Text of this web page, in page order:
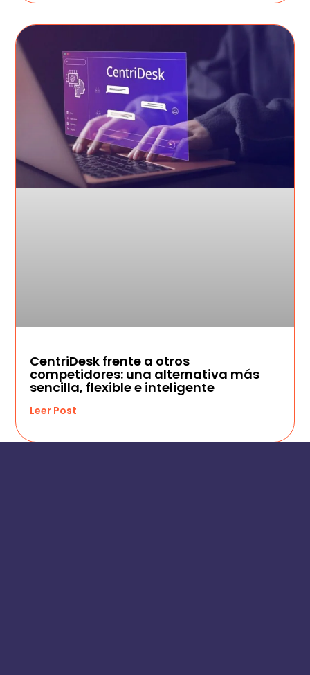
CentriDesk frente a otros
competidores: una alternativa más
sencilla, flexible e inteligente
Leer Post